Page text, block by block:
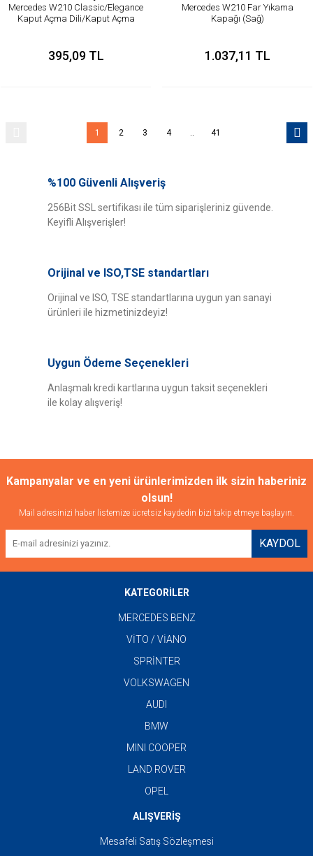
Mercedes W210 Classic/Elegance
Kaput Açma Dili/Kaput Açma
395,09 TL
Mercedes W210 Far Yıkama
Kapağı (Sağ)
1.037,11 TL
1 2 3 4 .. 41
%100 Güvenli Alışveriş
256Bit SSL sertifikası ile tüm siparişleriniz güvende.
Keyifli Alışverişler!
Orijinal ve ISO,TSE standartları
Orijinal ve ISO, TSE standartlarına uygun yan sanayi
ürünleri ile hizmetinizdeyiz!
Uygun Ödeme Seçenekleri
Anlaşmalı kredi kartlarına uygun taksit seçenekleri
ile kolay alışveriş!
Kampanyalar ve en yeni ürünlerimizden ilk sizin haberiniz
olsun!
Mail adresinizi haber listemize ücretsiz kaydedin bizi takip etmeye başlayın.
KAYDOL
KATEGORİLER
MERCEDES BENZ
VİTO / VİANO
SPRİNTER
VOLKSWAGEN
AUDI
BMW
MINI COOPER
LAND ROVER
OPEL
ALIŞVERİŞ
Mesafeli Satış Sözleşmesi